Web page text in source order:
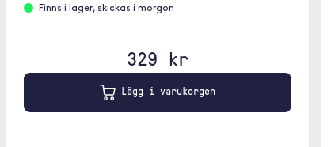
Finns i lager, skickas i morgon
329 kr
Lägg i varukorgen